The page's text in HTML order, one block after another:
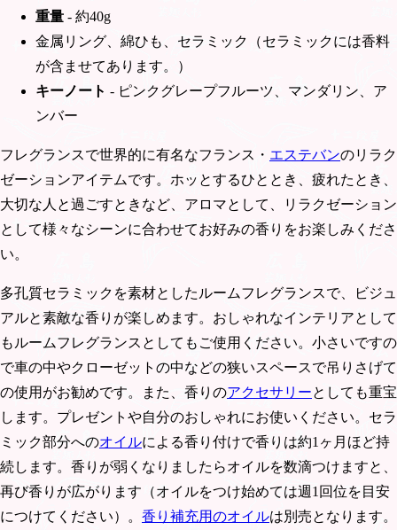
重量 - 約40g
金属リング、綿ひも、セラミック（セラミックには香料
が含ませてあります。）
キーノート - ピンクグレープフルーツ、マンダリン、ア
ンバー
フレグランスで世界的に有名なフランス・ エステバンのリラク
ゼーションアイテムです。ホッとするひととき、疲れたとき、
大切な人と過ごすときなど、アロマとして、リラクゼーション
として様々なシーンに合わせてお好みの香りをお楽しみくださ
い。
多孔質セラミックを素材としたルームフレグランスで、ビジュ
アルと素敵な香りが楽しめます。おしゃれなインテリアとして
もルームフレグランスとしてもご使用ください。小さいですの
で車の中やクローゼットの中などの狭いスペースで吊りさげて
の使用がお勧めです。また、香りのアクセサリーとしても重宝
します。プレゼントや自分のおしゃれにお使いください。セラ
ミック部分へのオイルによる香り付けで香りは約1ヶ月ほど持
続します。香りが弱くなりましたらオイルを数滴つけますと、
再び香りが広がります（オイルをつけ始めては週1回位を目安
につけてください）。 香り補充用のオイルは別売となります。